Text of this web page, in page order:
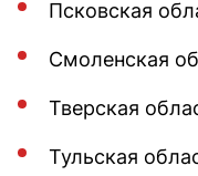
Псковская
Смоленская
Тверская
Тульская